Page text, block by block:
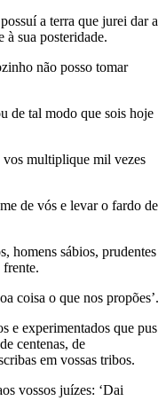
a terra que jurei dar a
à sua posteridade.
não posso tomar
de tal modo que sois hoje
vos multiplique mil vezes
de vós e levar o fardo de
homens sábios, prudentes
frente.
coisa o que nos propões’.
e experimentados que pus
centenas, de
em vossas tribos.
vossos juízes: ‘Dai